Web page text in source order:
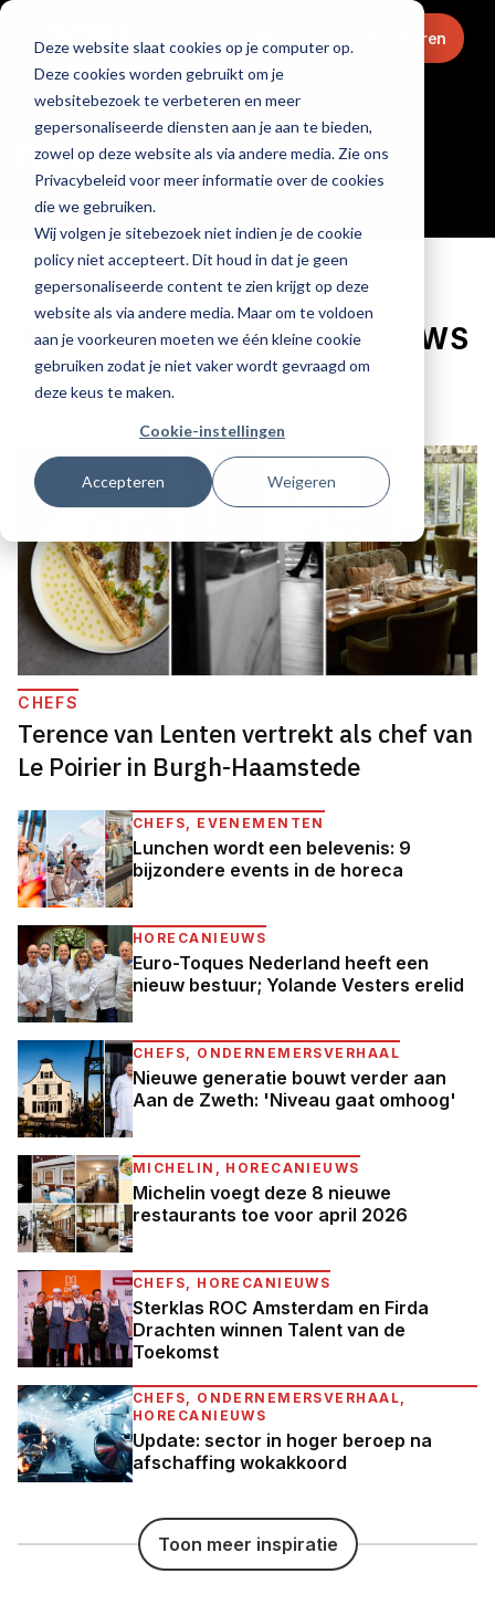
Deze website slaat cookies op je computer op.
Deze cookies worden gebruikt om je
websitebezoek te verbeteren en meer
gepersonaliseerde diensten aan je aan te bieden,
zowel op deze website als via andere media. Zie ons
Privacybeleid voor meer informatie over de cookies
die we gebruiken.
Wij volgen je sitebezoek niet indien je de cookie
policy niet accepteert. Dit houd in dat je geen
gepersonaliseerde content te zien krijgt op deze
website als via andere media. Maar om te voldoen
aan je voorkeuren moeten we één kleine cookie
gebruiken zodat je niet vaker wordt gevraagd om
deze keus te maken.
Cookie-instellingen
Accepteren Weigeren
Menu Abonneren
Home
CULINAIR & CHEFS
ALLES OVER HORECANIEUWS
Alles
CHEFS
Terence van Lenten vertrekt als chef van
Le Poirier in Burgh-Haamstede
CHEFS, EVENEMENTEN
Lunchen wordt een belevenis: 9
bijzondere events in de horeca
HORECANIEUWS
Euro-Toques Nederland heeft een
nieuw bestuur; Yolande Vesters erelid
CHEFS, ONDERNEMERSVERHAAL
Nieuwe generatie bouwt verder aan
Aan de Zweth: 'Niveau gaat omhoog'
MICHELIN, HORECANIEUWS
Michelin voegt deze 8 nieuwe
restaurants toe voor april 2026
CHEFS, HORECANIEUWS
Sterklas ROC Amsterdam en Firda
Drachten winnen Talent van de
Toekomst
CHEFS, ONDERNEMERSVERHAAL,
HORECANIEUWS
Update: sector in hoger beroep na
afschaffing wokakkoord
Toon meer inspiratie